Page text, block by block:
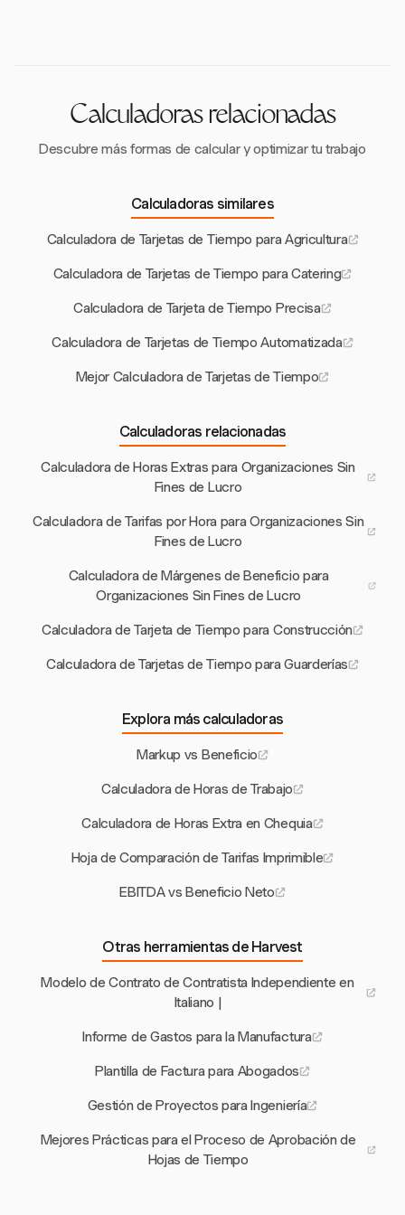
Calculadoras relacionadas
Descubre más formas de calcular y optimizar tu trabajo
Calculadoras similares
Calculadora de Tarjetas de Tiempo para Agricultura
Calculadora de Tarjetas de Tiempo para Catering
Calculadora de Tarjeta de Tiempo Precisa
Calculadora de Tarjetas de Tiempo Automatizada
Mejor Calculadora de Tarjetas de Tiempo
Calculadoras relacionadas
Calculadora de Horas Extras para Organizaciones Sin
Fines de Lucro
Calculadora de Tarifas por Hora para Organizaciones Sin
Fines de Lucro
Calculadora de Márgenes de Beneficio para
Organizaciones Sin Fines de Lucro
Calculadora de Tarjeta de Tiempo para Construcción
Calculadora de Tarjetas de Tiempo para Guarderías
Explora más calculadoras
Markup vs Beneficio
Calculadora de Horas de Trabajo
Calculadora de Horas Extra en Chequia
Hoja de Comparación de Tarifas Imprimible
EBITDA vs Beneficio Neto
Otras herramientas de Harvest
Modelo de Contrato de Contratista Independiente en
Italiano |
Informe de Gastos para la Manufactura
Plantilla de Factura para Abogados
Gestión de Proyectos para Ingeniería
Mejores Prácticas para el Proceso de Aprobación de
Hojas de Tiempo